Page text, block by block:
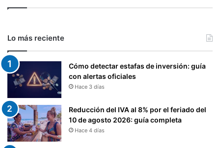
Lo más reciente
Cómo detectar estafas de inversión: guía
con alertas oficiales
Hace 3 días
Reducción del IVA al 8% por el feriado del
10 de agosto 2026: guía completa
Hace 4 días